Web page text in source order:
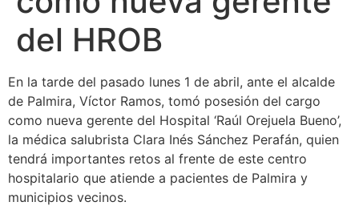
del HROB
En la tarde del pasado lunes 1 de abril, ante el alcalde
de Palmira, Víctor Ramos, tomó posesión del cargo
como nueva gerente del Hospital ‘Raúl Orejuela Bueno’,
la médica salubrista Clara Inés Sánchez Perafán, quien
tendrá importantes retos al frente de este centro
hospitalario que atiende a pacientes de Palmira y
municipios vecinos.